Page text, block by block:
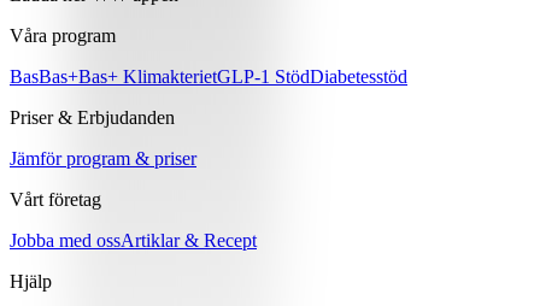
Våra program
BasBas+Bas+ KlimakterietGLP-1 StödDiabetesstöd
Priser & Erbjudanden
Jämför program & priser
Vårt företag
Jobba med ossArtiklar & Recept
Hjälp